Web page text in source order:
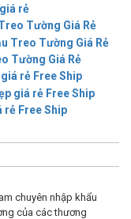
rẻ
Tường Giá Rẻ
Tường Giá Rẻ
rẻ Free Ship
rẻ Free Ship
chuyên nhập khẩu
của các thương